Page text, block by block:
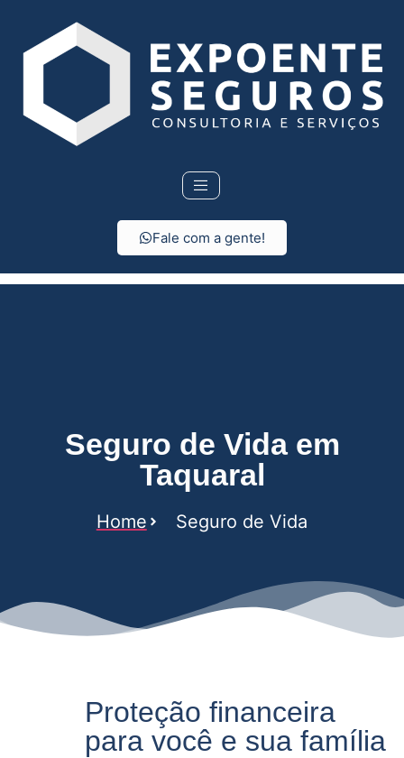
Fale com a gente!
Seguro de Vida em
Taquaral
Home Seguro de Vida
Proteção financeira
para você e sua família